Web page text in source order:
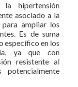
hipertensión
asociado a la
para ampliar los
Es de suma
específico en los
ya que con
resistente al